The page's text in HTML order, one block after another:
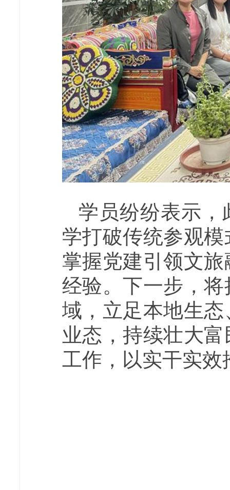
学员纷纷表示，
学打破传统参观
掌握党建引领文
经验。下一步，
域，立足本地生
业态，持续壮大
工作，以实干实